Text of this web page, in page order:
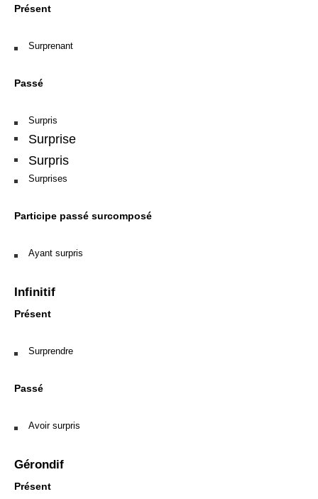
Présent
Surprenant
Passé
Surpris
Surprise
Surpris
Surprises
Participe passé surcomposé
Ayant surpris
Infinitif
Présent
Surprendre
Passé
Avoir surpris
Gérondif
Présent